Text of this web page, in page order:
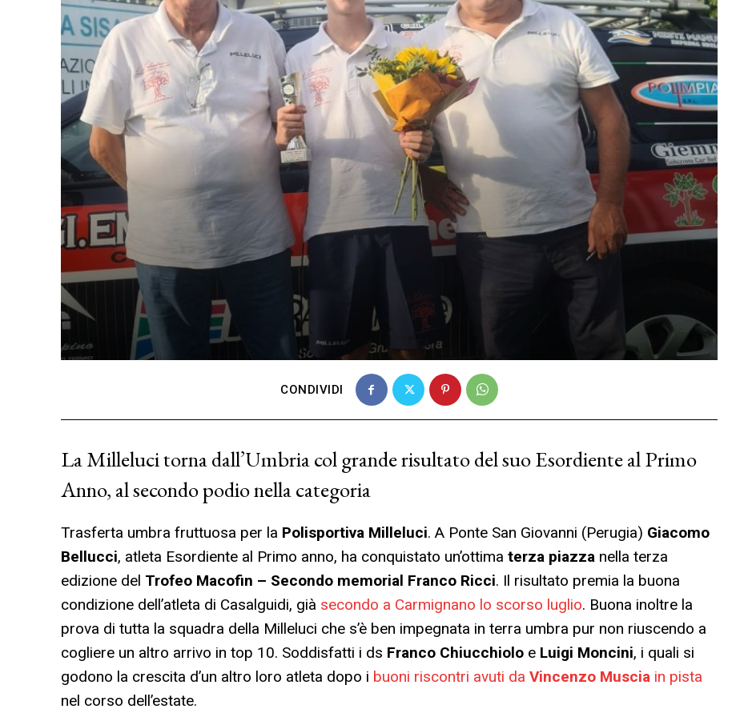
CONDIVIDI
La Milleluci torna dall’Umbria col grande risultato del suo Esordiente al Primo
Anno, al secondo podio nella categoria
Trasferta umbra fruttuosa per la Polisportiva Milleluci. A Ponte San Giovanni (Perugia) Giacomo
Bellucci, atleta Esordiente al Primo anno, ha conquistato un’ottima terza piazza nella terza
edizione del Trofeo Macofin – Secondo memorial Franco Ricci. Il risultato premia la buona
condizione dell’atleta di Casalguidi, già secondo a Carmignano lo scorso luglio. Buona inoltre la
prova di tutta la squadra della Milleluci che s’è ben impegnata in terra umbra pur non riuscendo a
cogliere un altro arrivo in top 10. Soddisfatti i ds Franco Chiucchiolo e Luigi Moncini, i quali si
godono la crescita d’un altro loro atleta dopo i buoni riscontri avuti da Vincenzo Muscia in pista
nel corso dell’estate.